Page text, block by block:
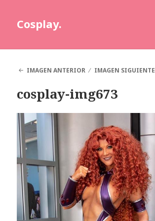
Cosplay.
IMAGEN ANTERIOR
IMAGEN SIGUIENTE
cosplay-img673